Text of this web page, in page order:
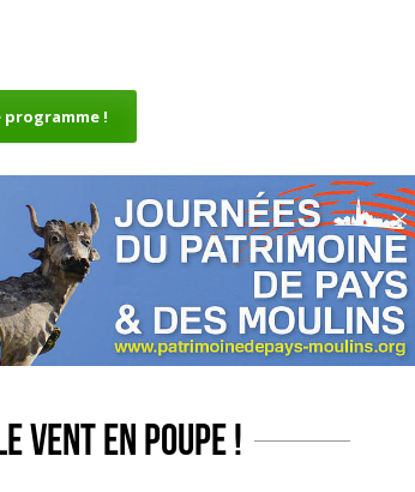
programme !
vent en poupe !